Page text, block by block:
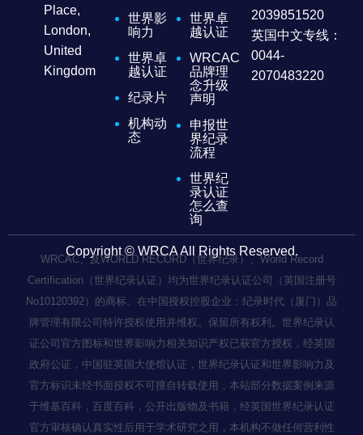
Place,
London,
United
Kingdom
世界影
响力
世界卓
越认证
纪录片
机构动
态
世界卓
越认证
WRCAC
品牌理
念升级
声明
申报世
界纪录
流程
世界纪
录认证
怎么查
询
2039851520
英国中文专线：
0044-
2070483220
Copyright © WRCA All Rights Reserved.
WRCAC、及WORLD RECORD（世界纪录）、World Record
Certification（世界纪录认证）均为世界纪录认证公司（英国注册号
No10120392）的商标。在中国授权控股企业：纪录时代（厦门）品
牌管理有限公司特许授权使用并维权。保留所有权利。世界纪录认
证公司官方图标和世界影响力相关知识产权已获官方授权，经英国
政府公证，中国驻英国大使馆认证，世界纪录认证和世界影响力及
官方标识未经书面授权不可擅自转载使用，本站部分数据案例来源
于维基百科，百度百科，公开出版物及书籍，经英国世界纪录认证
官方审核确认真实性后用于学术研究之用，本机构不做任何营利性